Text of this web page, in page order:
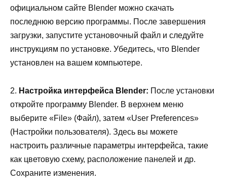
официальном сайте Blender можно скачать
последнюю версию программы. После завершения
загрузки, запустите установочный файл и следуйте
инструкциям по установке. Убедитесь, что Blender
установлен на вашем компьютере.
2. Настройка интерфейса Blender: После установки
откройте программу Blender. В верхнем меню
выберите «File» (Файл), затем «User Preferences»
(Настройки пользователя). Здесь вы можете
настроить различные параметры интерфейса, такие
как цветовую схему, расположение панелей и др.
Сохраните изменения.